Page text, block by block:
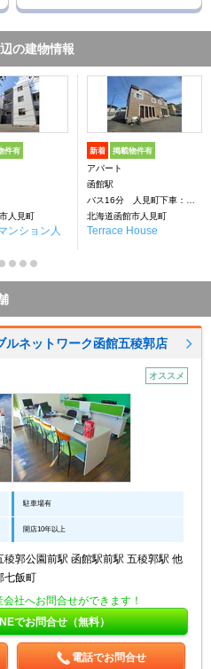
の建物情報
件有
人見町
ンション人
新着 掲載物件有
アパート
函館駅
バス16分 人見町下車：停歩5分
北海道函館市人見町
Terrace House
ルネットワーク函館五稜郭店
オススメ
駐車場有
開店10年以上
稜郭公園前駅 函館駅前駅 五稜郭駅 他
七飯町
社へお問合せができます！
でお問合せ（無料）
電話でお問合せ